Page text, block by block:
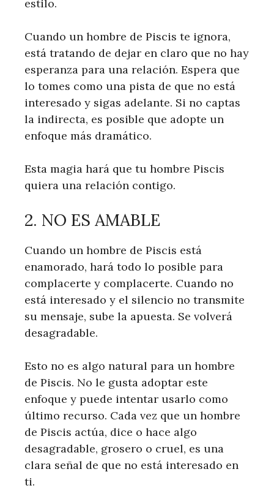
estilo.
Cuando un hombre de Piscis te ignora,
está tratando de dejar en claro que no hay
esperanza para una relación. Espera que
lo tomes como una pista de que no está
interesado y sigas adelante. Si no captas
la indirecta, es posible que adopte un
enfoque más dramático.
Esta magia hará que tu hombre Piscis
quiera una relación contigo.
2. NO ES AMABLE
Cuando un hombre de Piscis está
enamorado, hará todo lo posible para
complacerte y complacerte. Cuando no
está interesado y el silencio no transmite
su mensaje, sube la apuesta. Se volverá
desagradable.
Esto no es algo natural para un hombre
de Piscis. No le gusta adoptar este
enfoque y puede intentar usarlo como
último recurso. Cada vez que un hombre
de Piscis actúa, dice o hace algo
desagradable, grosero o cruel, es una
clara señal de que no está interesado en
ti.